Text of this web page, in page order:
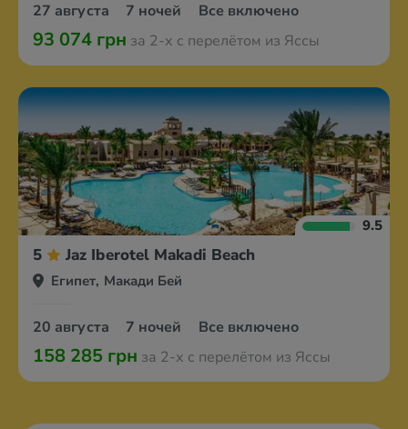
27 августа 7 ночей Все включено
93 074 грн за 2-х с перелётом из Яссы
9.5
5 Jaz Iberotel Makadi Beach
Египет, Макади Бей
20 августа 7 ночей Все включено
158 285 грн за 2-х с перелётом из Яссы